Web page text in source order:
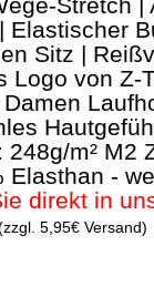
Sitz |
Logo von Z-
m² M2
-
direkt in
5,95€ Versand)